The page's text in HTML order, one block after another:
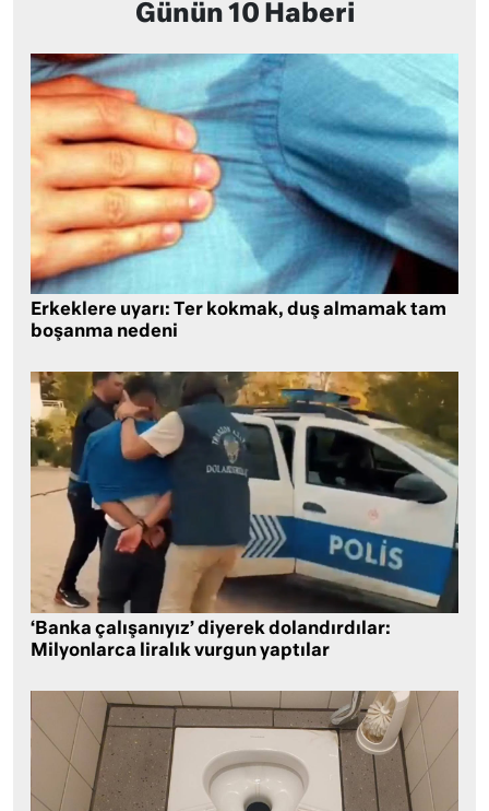
Günün 10 Haberi
Erkeklere uyarı: Ter kokmak, duş almamak tam
boşanma nedeni
‘Banka çalışanıyız’ diyerek dolandırdılar:
Milyonlarca liralık vurgun yaptılar